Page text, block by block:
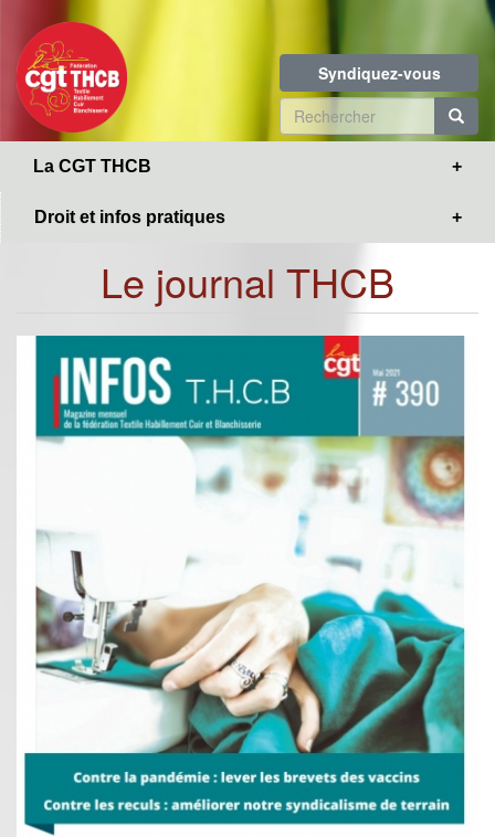
contenu
principal
Syndiquez-vous
Formulaire
de
La CGT THCB
Droit et infos pratiques
Le journal THCB